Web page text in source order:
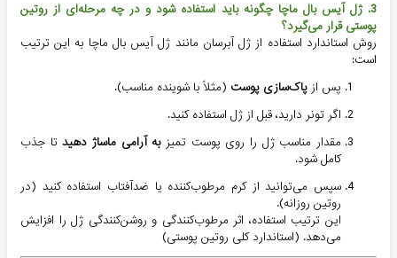
3. ژل آیس بال ماچا چگونه باید استفاده شود و در چه مرحله‌ای از روتین
پوستی قرار می‌گیرد؟
روش استاندارد استفاده از ژل آبرسان مانند ژل آیس بال ماچا به این ترتیب
است:
پس از پاک‌سازی پوست (مثلاً با شوینده مناسب).
اگر تونر دارید، قبل از ژل استفاده کنید.
مقدار مناسب ژل را روی پوست تمیزبه آرامی ماساژ دهیدتا جذب
کامل شود.
سپس می‌توانید از کرم مرطوب‌کننده یا ضدآفتاب استفاده کنید (در
روتین روزانه).
این ترتیب استفاده، اثر مرطوب‌کنندگی و روشن‌کنندگی ژل را افزایش
می‌دهد. (استاندارد کلی روتین پوستی)